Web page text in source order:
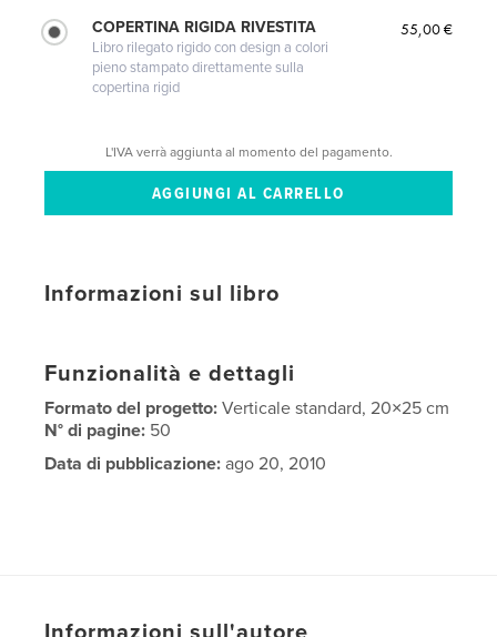
COPERTINA RIGIDA RIVESTITA
Libro rilegato rigido con design a colori
pieno stampato direttamente sulla
copertina rigid
55,00 €
L'IVA verrà aggiunta al momento del pagamento.
Informazioni sul libro
Funzionalità e dettagli
Formato del progetto:Verticale standard, 20×25 cm
N° di pagine: 50
Data di pubblicazione: ago 20, 2010